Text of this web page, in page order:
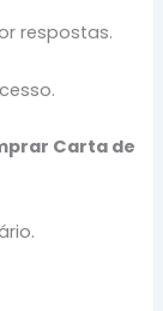
respostas.
Carta de